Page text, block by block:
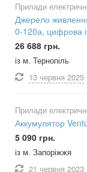
Прилади
Джерело
0-120а, цифрова
26 688 грн.
із м. Тернопіль
13 червня 2025
Прилади
Аккумулятор
5 090 грн.
із м. Запоріжжя
21 червня 2023